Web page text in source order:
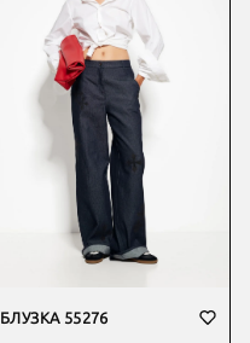
БЛУЗКА 55276